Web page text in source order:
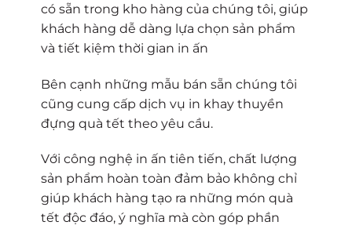
có sẵn trong kho hàng của chúng tôi, giúp
khách hàng dễ dàng lựa chọn sản phẩm
và tiết kiệm thời gian in ấn
Bên cạnh những mẫu bán sẵn chúng tôi
cũng cung cấp dịch vụ in khay thuyền
đựng quà tết theo yêu cầu.
Với công nghệ in ấn tiên tiến, chất lượng
sản phẩm hoàn toàn đảm bảo không chỉ
giúp khách hàng tạo ra những món quà
tết độc đáo, ý nghĩa mà còn góp phần